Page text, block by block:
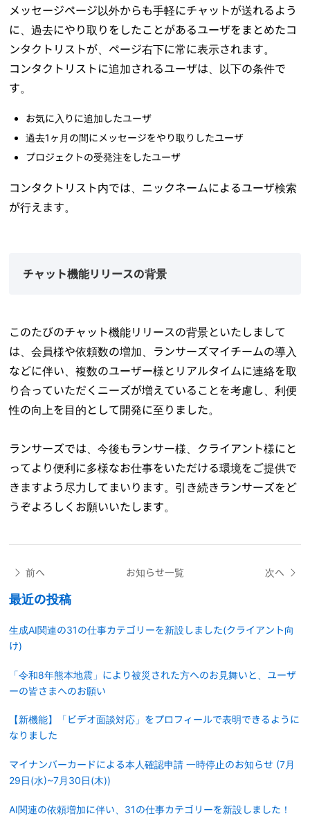
メッセージページ以外からも手軽にチャットが送れるよう
に、過去にやり取りをしたことがあるユーザをまとめたコ
ンタクトリストが、ページ右下に常に表示されます。
コンタクトリストに追加されるユーザは、以下の条件で
す。
お気に入りに追加したユーザ
過去1ヶ月の間にメッセージをやり取りしたユーザ
プロジェクトの受発注をしたユーザ
コンタクトリスト内では、ニックネームによるユーザ検索
が行えます。
チャット機能リリースの背景
このたびのチャット機能リリースの背景といたしまして
は、会員様や依頼数の増加、ランサーズマイチームの導入
などに伴い、複数のユーザー様とリアルタイムに連絡を取
り合っていただくニーズが増えていることを考慮し、利便
性の向上を目的として開発に至りました。
ランサーズでは、今後もランサー様、クライアント様にと
ってより便利に多様なお仕事をいただける環境をご提供で
きますよう尽力してまいります。引き続きランサーズをど
うぞよろしくお願いいたします。
前へ お知らせ一覧 次へ
最近の投稿
生成AI関連の31の仕事カテゴリーを新設しました(クライアント向
け)
「令和8年熊本地震」により被災された方へのお見舞いと、ユーザ
ーの皆さまへのお願い
【新機能】「ビデオ面談対応」をプロフィールで表明できるように
なりました
マイナンバーカードによる本人確認申請 一時停止のお知らせ (7月
29日(水)~7月30日(木))
AI関連の依頼増加に伴い、31の仕事カテゴリーを新設しました！